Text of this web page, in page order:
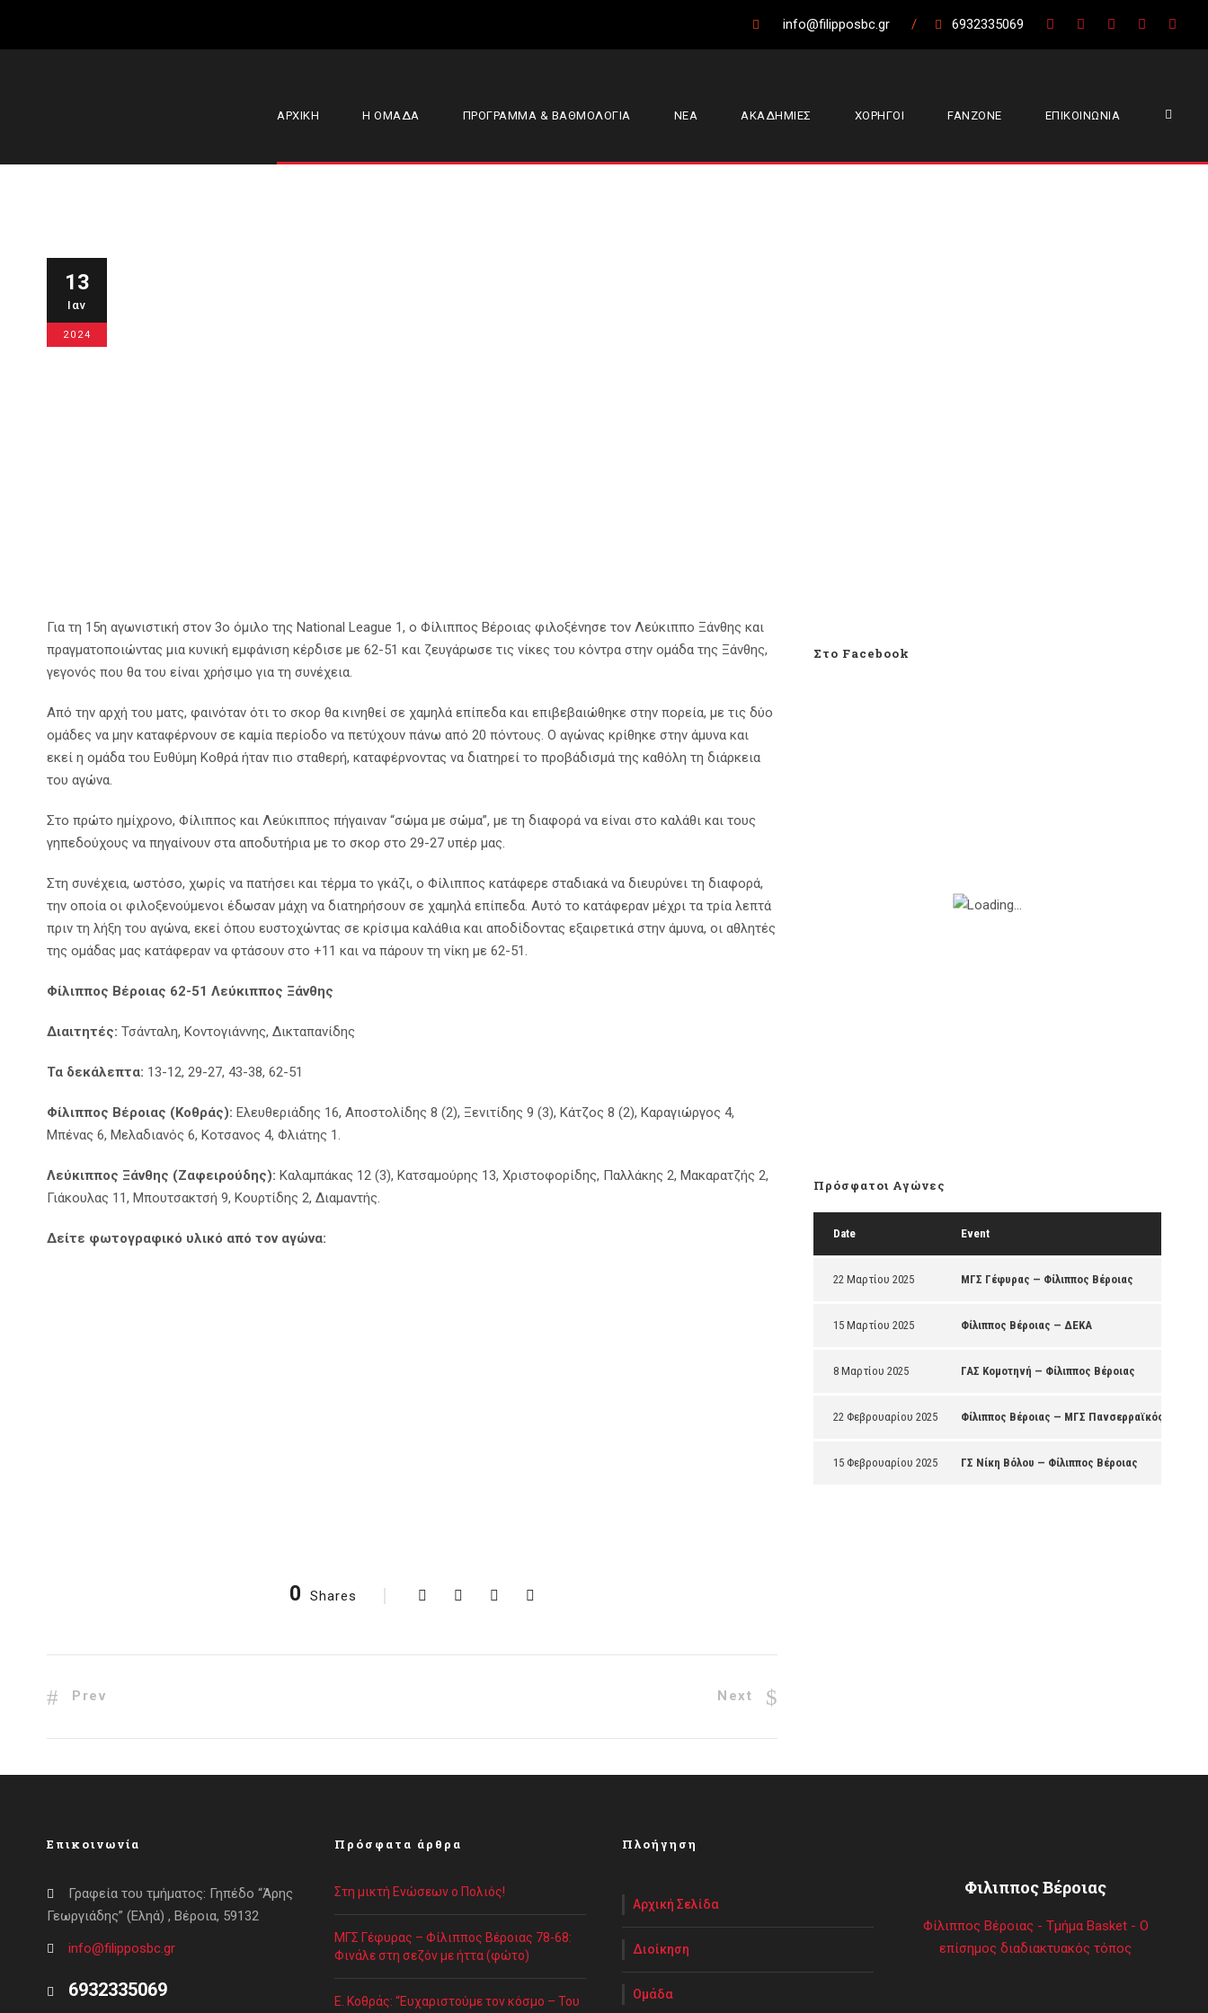
info@filipposbc.gr / 6932335069
ΑΡΧΙΚΗ Η ΟΜΑΔΑ ΠΡΟΓΡΑΜΜΑ & ΒΑΘΜΟΛΟΓΙΑ ΝΕΑ ΑΚΑΔΗΜΙΕΣ ΧΟΡΗΓΟΙ FANZONE ΕΠΙΚΟΙΝΩΝΙΑ
13
Ιαν
2024
Για τη 15η αγωνιστική στον 3ο όμιλο της National League 1, ο Φίλιππος Βέροιας φιλοξένησε τον Λεύκιππο Ξάνθης και
πραγματοποιώντας μια κυνική εμφάνιση κέρδισε με 62-51 και ζευγάρωσε τις νίκες του κόντρα στην ομάδα της Ξάνθης,
γεγονός που θα του είναι χρήσιμο για τη συνέχεια.
Από την αρχή του ματς, φαινόταν ότι το σκορ θα κινηθεί σε χαμηλά επίπεδα και επιβεβαιώθηκε στην πορεία, με τις δύο
ομάδες να μην καταφέρνουν σε καμία περίοδο να πετύχουν πάνω από 20 πόντους. Ο αγώνας κρίθηκε στην άμυνα και
εκεί η ομάδα του Ευθύμη Κοθρά ήταν πιο σταθερή, καταφέρνοντας να διατηρεί το προβάδισμά της καθόλη τη διάρκεια
του αγώνα.
Στο πρώτο ημίχρονο, Φίλιππος και Λεύκιππος πήγαιναν “σώμα με σώμα”, με τη διαφορά να είναι στο καλάθι και τους
γηπεδούχους να πηγαίνουν στα αποδυτήρια με το σκορ στο 29-27 υπέρ μας.
Στη συνέχεια, ωστόσο, χωρίς να πατήσει και τέρμα το γκάζι, ο Φίλιππος κατάφερε σταδιακά να διευρύνει τη διαφορά,
την οποία οι φιλοξενούμενοι έδωσαν μάχη να διατηρήσουν σε χαμηλά επίπεδα. Αυτό το κατάφεραν μέχρι τα τρία λεπτά
πριν τη λήξη του αγώνα, εκεί όπου ευστοχώντας σε κρίσιμα καλάθια και αποδίδοντας εξαιρετικά στην άμυνα, οι αθλητές
της ομάδας μας κατάφεραν να φτάσουν στο +11 και να πάρουν τη νίκη με 62-51.
Φίλιππος Βέροιας 62-51 Λεύκιππος Ξάνθης
Διαιτητές: Τσάνταλη, Κοντογιάννης, Δικταπανίδης
Τα δεκάλεπτα: 13-12, 29-27, 43-38, 62-51
Φίλιππος Βέροιας (Κοθράς): Ελευθεριάδης 16, Αποστολίδης 8 (2), Ξενιτίδης 9 (3), Κάτζος 8 (2), Καραγιώργος 4,
Μπένας 6, Μελαδιανός 6, Κοτσανος 4, Φλιάτης 1.
Λεύκιππος Ξάνθης (Ζαφειρούδης): Καλαμπάκας 12 (3), Κατσαμούρης 13, Χριστοφορίδης, Παλλάκης 2, Μακαρατζής 2,
Γιάκουλας 11, Μπουτσακτσή 9, Κουρτίδης 2, Διαμαντής.
Δείτε φωτογραφικό υλικό από τον αγώνα:
0 Shares
Prev Next
Στο Facebook
Πρόσφατοι Αγώνες
Date Event
22 Μαρτίου 2025 ΜΓΣ Γέφυρας — Φίλιππος Βέροιας
15 Μαρτίου 2025 Φίλιππος Βέροιας — ΔΕΚΑ
8 Μαρτίου 2025 ΓΑΣ Κομοτηνή — Φίλιππος Βέροιας
22 Φεβρουαρίου 2025 Φίλιππος Βέροιας — ΜΓΣ Πανσερραϊκός
15 Φεβρουαρίου 2025 ΓΣ Νίκη Βόλου — Φίλιππος Βέροιας
Επικοινωνία
Γραφεία του τμήματος: Γηπέδο “Άρης
Γεωργιάδης” (Εληά) , Βέροια, 59132
info@filipposbc.gr
6932335069
Πρόσφατα άρθρα
Στη μικτή Ενώσεων ο Πολιός!
ΜΓΣ Γέφυρας – Φίλιππος Βέροιας 78-68:
Φινάλε στη σεζόν με ήττα (φώτο)
Ε. Κοθράς: “Ευχαριστούμε τον κόσμο – Του
Πλοήγηση
Αρχική Σελίδα
Διοίκηση
Ομάδα
Φιλιππος Βέροιας
Φίλιππος Βέροιας - Τμήμα Basket - Ο
επίσημος διαδιακτυακός τόπος